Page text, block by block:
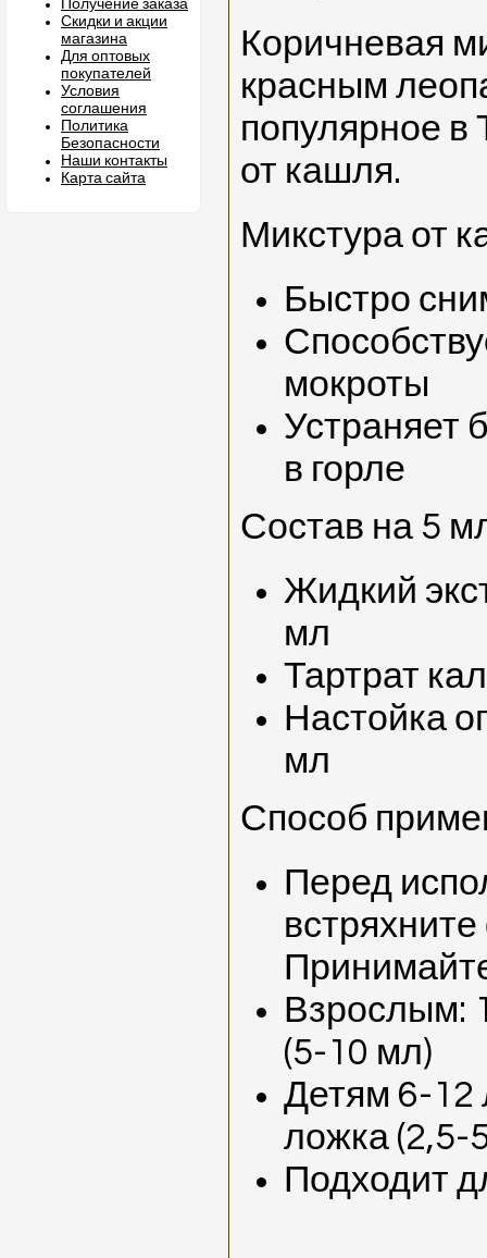
Получение заказа
Скидки и акции
магазина
Для оптовых
покупателей
Условия
соглашения
Политика
Безопасности
Наши контакты
Карта сайта
Коричневая
красным
популярное в
от кашля.
Микстура от
Быстро
мокроты
Устраняет
в горле
Состав на 5
Жидкий
мл
Тартрат
Настойка
мл
Способ
Перед
Взрослым:
(5-10 мл)
Детям 6-12
ложка (2,5-
Подходит